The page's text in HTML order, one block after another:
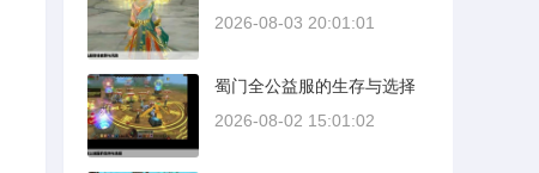
2026-08-03 20:01:01
蜀门全公益服的生存与选择
2026-08-02 15:01:02